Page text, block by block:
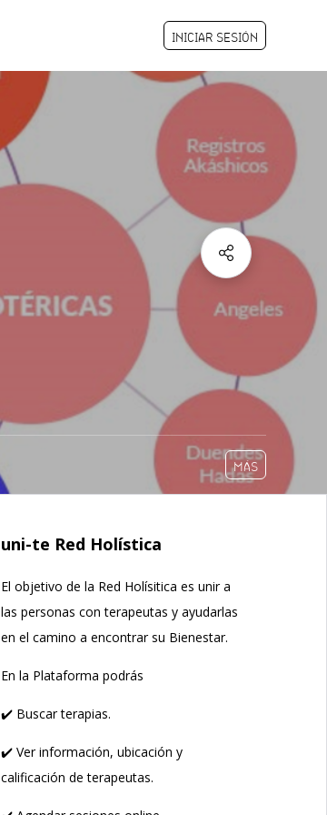
INICIAR SESIÓN
MÁS
uni-te Red Holística
El objetivo de la Red Holísitica es unir a
las personas con terapeutas y ayudarlas
en el camino a encontrar su Bienestar.
En la Plataforma podrás
✔️ Buscar terapias.
✔️ Ver información, ubicación y
calificación de terapeutas.